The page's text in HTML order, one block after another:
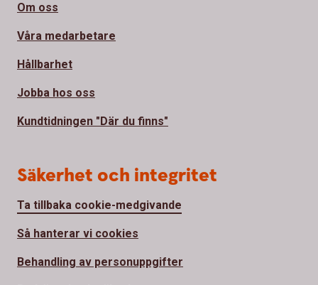
Om oss
Våra medarbetare
Hållbarhet
Jobba hos oss
Kundtidningen "Där du finns"
Säkerhet och integritet
Ta tillbaka cookie-medgivande
Så hanterar vi cookies
Behandling av personuppgifter